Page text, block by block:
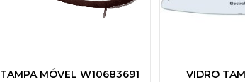
TAMPA MÓVEL W10683691
VIDRO